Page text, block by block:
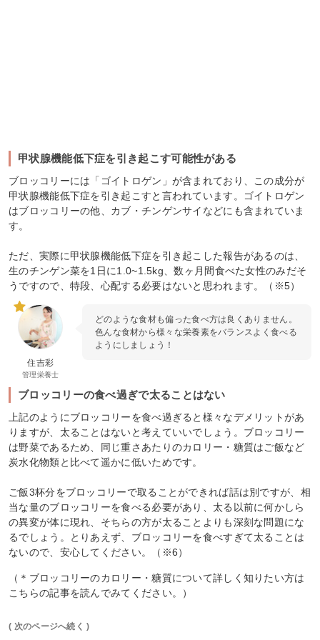
甲状腺機能低下症を引き起こす可能性がある
ブロッコリーには「ゴイトロゲン」が含まれており、この成分が
甲状腺機能低下症を引き起こすと言われています。ゴイトロゲン
はブロッコリーの他、カブ・チンゲンサイなどにも含まれていま
す。
ただ、実際に甲状腺機能低下症を引き起こした報告があるのは、
生のチンゲン菜を1日に1.0~1.5kg、数ヶ月間食べた女性のみだそ
うですので、特段、心配する必要はないと思われます。（※5）
住吉彩
管理栄養士
どのような食材も偏った食べ方は良くありません。
色んな食材から様々な栄養素をバランスよく食べる
ようにしましょう！
ブロッコリーの食べ過ぎで太ることはない
上記のようにブロッコリーを食べ過ぎると様々なデメリットがあ
りますが、太ることはないと考えていいでしょう。ブロッコリー
は野菜であるため、同じ重さあたりのカロリー・糖質はご飯など
炭水化物類と比べて遥かに低いためです。
ご飯3杯分をブロッコリーで取ることができれば話は別ですが、相
当な量のブロッコリーを食べる必要があり、太る以前に何かしら
の異変が体に現れ、そちらの方が太ることよりも深刻な問題にな
るでしょう。とりあえず、ブロッコリーを食べすぎて太ることは
ないので、安心してください。（※6）
（＊ブロッコリーのカロリー・糖質について詳しく知りたい方は
こちらの記事を読んでみてください。）
( 次のページへ続く )